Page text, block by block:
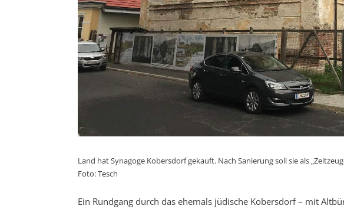
Land hat Synagoge Kobersdorf gekauft. Nach Sanierung soll sie als
Foto: Tesch
Ein Rundgang durch das ehemals jüdische Kobersdorf – mit